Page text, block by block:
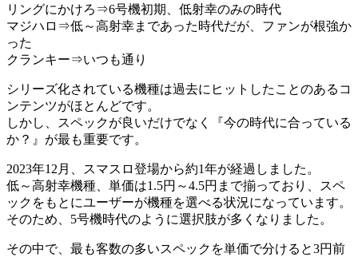
リングにかけろ⇒6号機初期、低射幸のみの時代
マジハロ⇒低～高射幸まであった時代だが、ファンが根強か
った
クランキー⇒いつも通り
シリーズ化されている機種は過去にヒットしたことのあるコ
ンテンツがほとんどです。
しかし、スペックが良いだけでなく『今の時代に合っている
か？』が最も重要です。
2023年12月、スマスロ登場から約1年が経過しました。
低～高射幸機種、単価は1.5円～4.5円まで揃っており、スペ
ックをもとにユーザーが機種を選べる状況になっています。
そのため、5号機時代のように選択肢が多くなりました。
その中で、最も客数の多いスペックを単価で分けると3円前